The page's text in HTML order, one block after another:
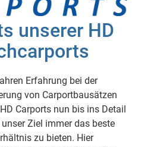
unserer HD
Erfahrung bei der
von Carportbausätzen
Carports nun bis ins Detail
Ziel immer das beste
zu bieten. Hier